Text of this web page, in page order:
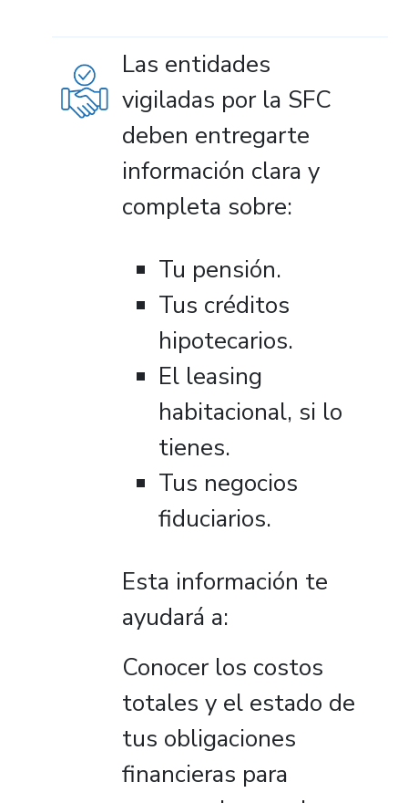
Las entidades
vigiladas por la SFC
deben entregarte
información clara y
completa sobre:
Tu pensión.
Tus créditos
hipotecarios.
El leasing
habitacional, si lo
tienes.
Tus negocios
fiduciarios.
Esta información te
ayudará a:
Conocer los costos
totales y el estado de
tus obligaciones
financieras para